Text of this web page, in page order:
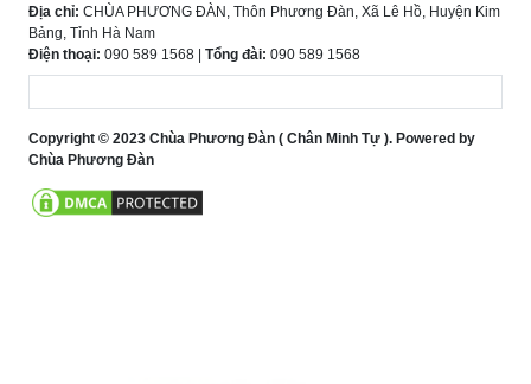
Địa chỉ: CHÙA PHƯƠNG ĐÀN, Thôn Phương Đàn, Xã Lê Hồ, Huyện Kim
Bảng, Tỉnh Hà Nam
Điện thoại: 090 589 1568 | Tổng đài: 090 589 1568
Copyright © 2023 Chùa Phương Đàn ( Chân Minh Tự ). Powered by
Chùa Phương Đàn